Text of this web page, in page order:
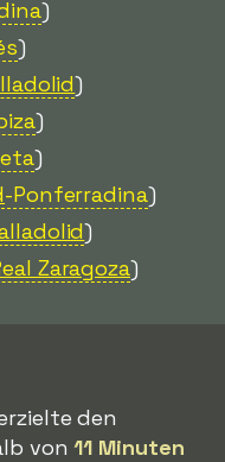
)
)
)
)
)
-Ponferradina)
)
Zaragoza)
den
von11 Minuten